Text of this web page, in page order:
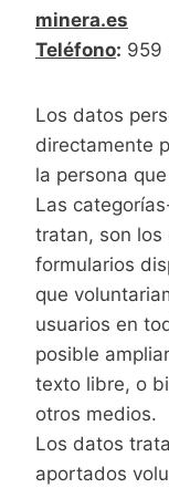
minera.es
Teléfono: 959
Los datos
directamente
la persona
Las
tratan, son los
formularios
que
usuarios en
posible
texto libre, o
otros medios.
Los datos
aportados